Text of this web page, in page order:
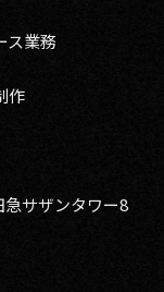
ス業務
作
急サザンタワー8